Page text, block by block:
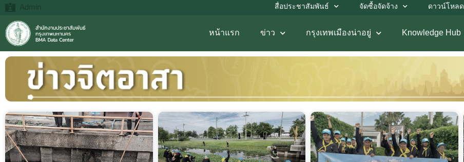
สื่อประชาสัมพันธ์ จัดซื้อจัดจ้าง ดาวน์โหลด
หน้าแรก ข่าว กรุงเทพเมืองน่าอยู่ Knowledge Hub